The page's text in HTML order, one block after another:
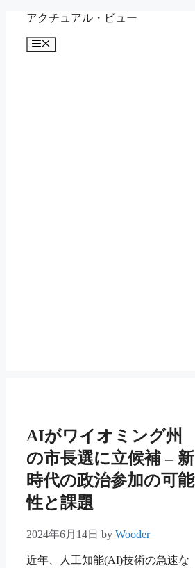
アクチュアル・ビュー
メ
AIがワイオミング州
の市長選に立候補 – 新
時代の政治参加の可能
性と課題
2024年6月14日 by Wooder
近年、人工知能(AI)技術の急速な